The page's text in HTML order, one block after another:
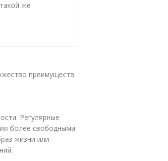
же
преимуществ
Регулярные
более свободными
жизни или